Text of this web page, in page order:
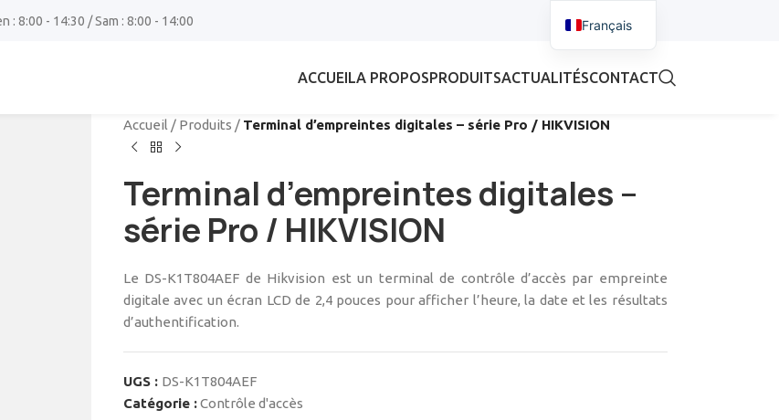
: 8:00 - 14:30 / Sam : 8:00 - 14:00
ACCUEILA PROPOSPRODUITSACTUALITÉSCONTACT
Accueil / Produits / Terminal d’empreintes digitales – série Pro / HIKVISION
Terminal d’empreintes digitales –
série Pro / HIKVISION
Le DS-K1T804AEF de Hikvision est un terminal de contrôle d’accès par empreinte
digitale avec un écran LCD de 2,4 pouces pour afficher l’heure, la date et les résultats
d’authentification.
UGS : DS-K1T804AEF
Catégorie :Contrôle d'accès
Français